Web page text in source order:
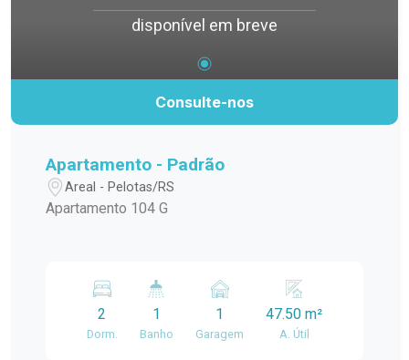
disponível em breve
Consulte-nos
Apartamento - Padrão
Areal - Pelotas/RS
Apartamento 104 G
2
Dorm.
1
Banho
1
Garagem
47.50 m²
A. Útil